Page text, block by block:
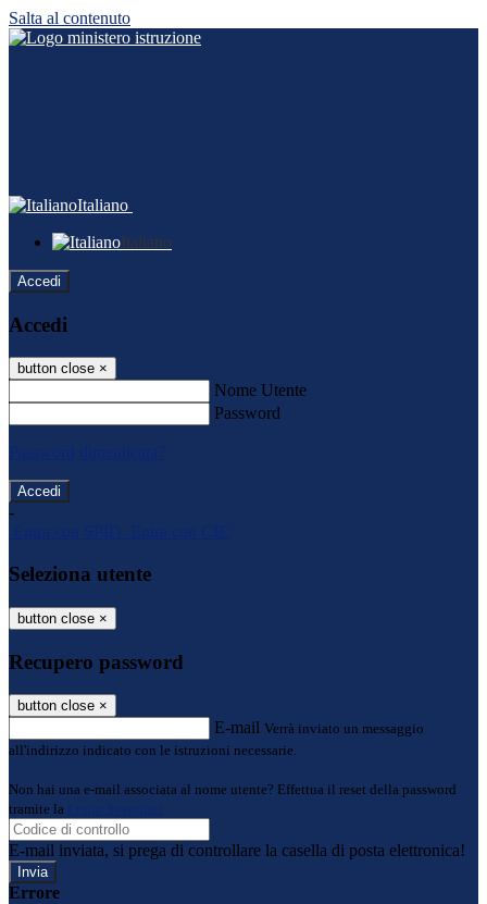
Salta al contenuto
Italiano
Italiano
Accedi
Accedi
button close ×
Nome Utente
Password
Password dimenticata?
-
Entra con SPID
Entra con CIE
Seleziona utente
button close ×
Recupero password
button close ×
E-mail Verrà inviato un messaggio
all'indirizzo indicato con le istruzioni necessarie.
Non hai una e-mail associata al nome utente? Effettua il reset della password
tramite la
Login Spaggiari
E-mail inviata, si prega di controllare la casella di posta elettronica!
Errore